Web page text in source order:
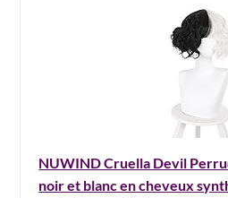
NUWIND Cruella Devil
noir et blanc en cheveux